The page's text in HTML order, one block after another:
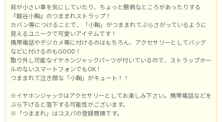
背が小さい事を気にしていたり、ちょっと臆病なところがあったりする
『越谷小鞠』のつままれストラップ！
カバン等につけることで、「小鞠」がつままれてぶらさがっているように
見えるユニークで可愛いアイテムです！
携帯電話やデジカメ等に付けるのはもちろん、アクセサリーとしてバッグ
などに付けるのもGOOD！
取り外し可能なイヤホンジャックパーツが付いているので、ストラップホー
ルのないスマートフォンでもOK！
つままれて泣き顔な「小鞠」がキュート！！
※イヤホンジャックはアクセサリーとしてお楽しみ下さい。携帯電話などを
ぶら下げると落下する可能性がございます。
※「つままれ」はコスパの登録商標です。